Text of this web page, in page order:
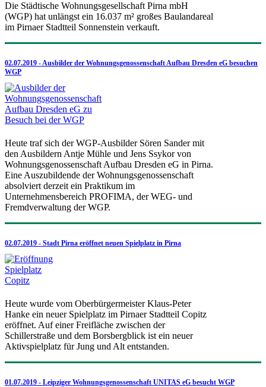
Die Städtische Wohnungsgesellschaft Pirna mbH
(WGP) hat unlängst ein 16.037 m² großes Baulandareal
im Pirnaer Stadtteil Sonnenstein verkauft.
02.07.2019 - Ausbilder der Wohnungsgenossenschaft Aufbau Dresden eG besuchen
WGP
Heute traf sich der WGP-Ausbilder Sören Sander mit
den Ausbildern Antje Mühle und Jens Ssykor von
Wohnungsgenossenschaft Aufbau Dresden eG in Pirna.
Eine Auszubildende der Wohnungsgenossenschaft
absolviert derzeit ein Praktikum im
Unternehmensbereich PROFIMA, der WEG- und
Fremdverwaltung der WGP.
02.07.2019 - Stadt Pirna eröffnet neuen Spielplatz in Pirna
Heute wurde vom Oberbürgermeister Klaus-Peter
Hanke ein neuer Spielplatz im Pirnaer Stadtteil Copitz
eröffnet. Auf einer Freifläche zwischen der
Schillerstraße und dem Borsbergblick ist ein neuer
Aktivspielplatz für Jung und Alt entstanden.
01.07.2019 - Leipziger Wohnungsgenossenschaft UNITAS eG besucht WGP